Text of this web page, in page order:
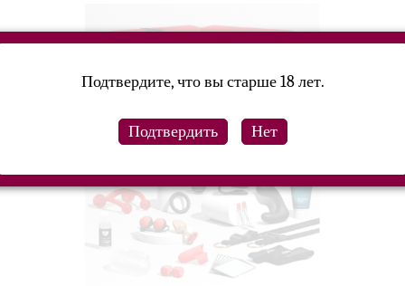
Подтвердите, что вы старше 18 лет.